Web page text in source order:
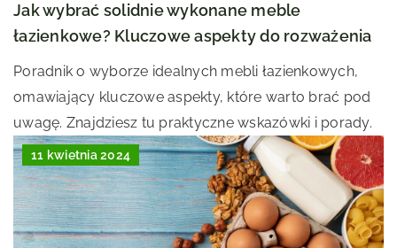
Jak wybrać solidnie wykonane meble
łazienkowe? Kluczowe aspekty do rozważenia
Poradnik o wyborze idealnych mebli łazienkowych,
omawiający kluczowe aspekty, które warto brać pod
uwagę. Znajdziesz tu praktyczne wskazówki i porady.
11 kwietnia 2024